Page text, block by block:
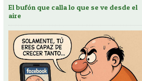
El bufón que calla lo que se ve desde el
aire